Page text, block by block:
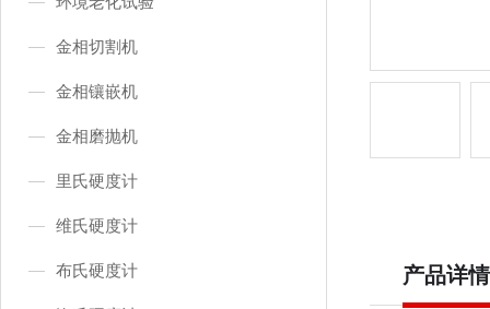
金相切割机
金相镶嵌机
金相磨抛机
里氏硬度计
维氏硬度计
布氏硬度计 产品详情